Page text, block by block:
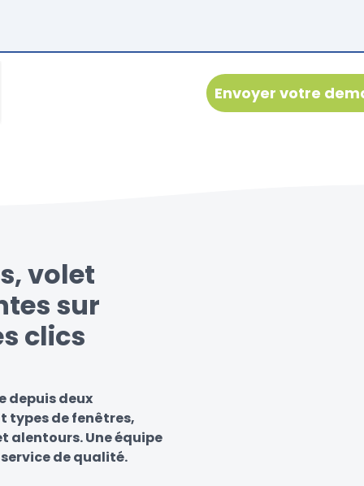
volet
sur
clics
depuis deux
types de fenêtres,
alentours. Une équipe
de qualité.